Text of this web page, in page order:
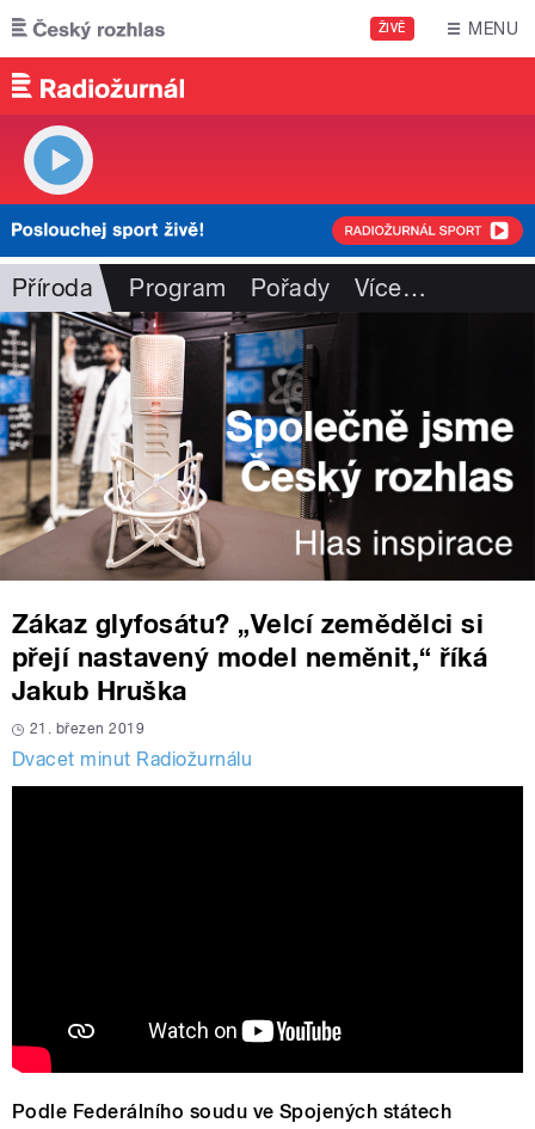
Přejít k hlavnímu obsahu
ŽIVĚ MENU
Příroda Program Pořady Více…
Zákaz glyfosátu? „Velcí zemědělci si
přejí nastavený model neměnit,“ říká
Jakub Hruška
21. březen 2019
Dvacet minut Radiožurnálu
Podle Federálního soudu ve Spojených státech